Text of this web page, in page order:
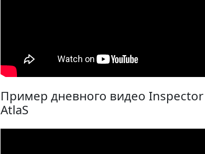
Пример дневного видео Inspector
AtlaS